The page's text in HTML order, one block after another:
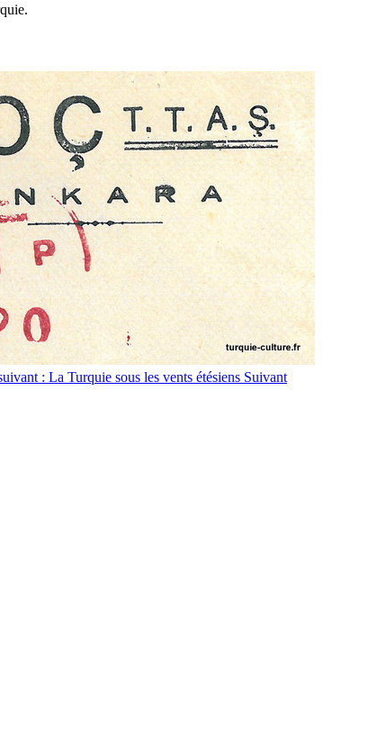
: La Turquie sous les vents étésiens Suivant